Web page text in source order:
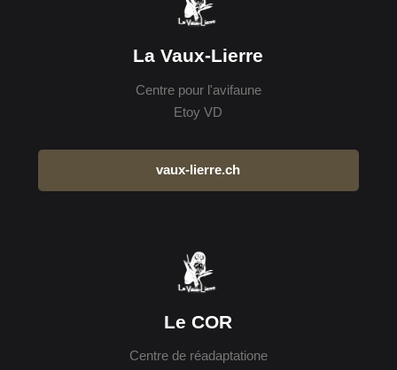
La Vaux-Lierre
Centre pour l'avifaune
Etoy VD
vaux-lierre.ch
Le COR
Centre de réadaptatione